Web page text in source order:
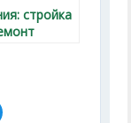
стройка